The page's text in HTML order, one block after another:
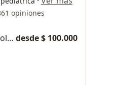
opiniones
Asesoría pediátrica por Videollamada desde $ 100.000